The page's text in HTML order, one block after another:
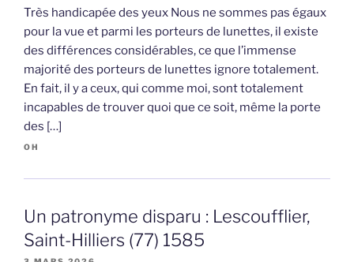
Très handicapée des yeux Nous ne sommes pas égaux
pour la vue et parmi les porteurs de lunettes, il existe
des différences considérables, ce que l’immense
majorité des porteurs de lunettes ignore totalement.
En fait, il y a ceux, qui comme moi, sont totalement
incapables de trouver quoi que ce soit, même la porte
des […]
OH
Un patronyme disparu : Lescoufflier,
Saint-Hilliers (77) 1585